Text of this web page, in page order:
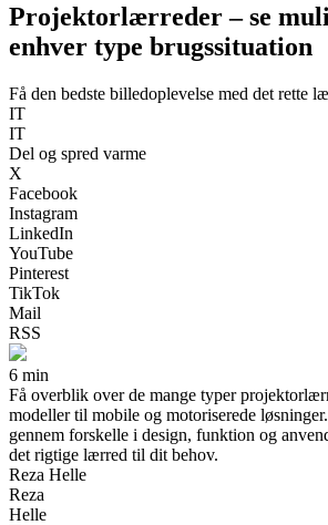
Projektorlærreder – se
enhver type brugssituation
Få den bedste billedoplevelse med det rette
IT
IT
Del og spred varme
X
Facebook
Instagram
LinkedIn
YouTube
Pinterest
TikTok
Mail
RSS
6 min
Få overblik over de mange typer
modeller til mobile og motoriserede
gennem forskelle i design, funktion og
det rigtige lærred til dit behov.
Reza Helle
Reza
Helle